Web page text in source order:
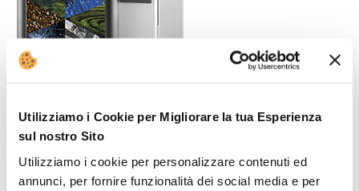
Utilizziamo i Cookie per Migliorare la tua Esperienza
sul nostro Sito
Utilizziamo i cookie per personalizzare contenuti ed
annunci, per fornire funzionalità dei social media e per